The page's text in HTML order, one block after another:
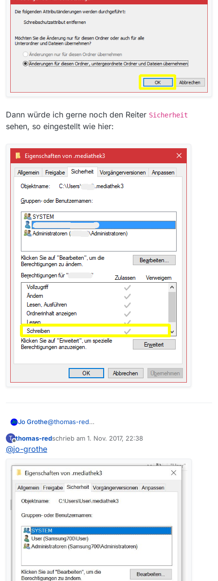
Dann würde ich gerne noch den Reiter Sicherheit
sehen, so eingestellt wie hier:
Jo Grothe@thomas-red
eine Fehlermeldung gibt oder was passiert, wenn du
T
Offline
thomas-redschrieb am 1. Nov. 2017, 22:38
zuletzt editiert von
@jo-grothe